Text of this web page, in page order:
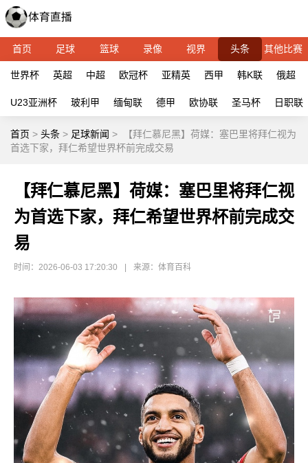
首页 足球 篮球 录像 视界 头条 其他比赛
世界杯 英超 中超 欧冠杯 亚精英 西甲 韩K联 俄超
U23亚洲杯 玻利甲 缅甸联 德甲 欧协联 圣马杯 日职联
首页 > 头条 > 足球新闻 >
【拜仁慕尼黑】荷媒：塞巴里将拜仁视为
首选下家，拜仁希望世界杯前完成交易
【拜仁慕尼黑】荷媒：塞巴里将拜仁视
为首选下家，拜仁希望世界杯前完成交
易
时间：2026-06-03 17:20:30 来源：体育百科